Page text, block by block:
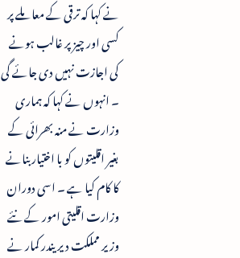
نے کہا کہ ترقی کے معاملے پر
کسی اور چیز پر غالب ہونے
کی اجازت نہیں دی جائے گی
۔ انہوں نے کہا کہ ہماری
وزارت نے منہ بھرائی کے
بغیر اقلیتوں کو با اختیار بنانے
کا کام کیا ہے ۔ اسی دوران
وزارت اقلیتی امور کے نئے
وزیر مملکت دیریندر کمار نے